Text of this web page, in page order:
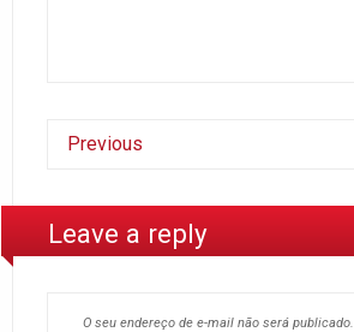
Previous
Leave a reply
O seu endereço de e-mail não será publicado.